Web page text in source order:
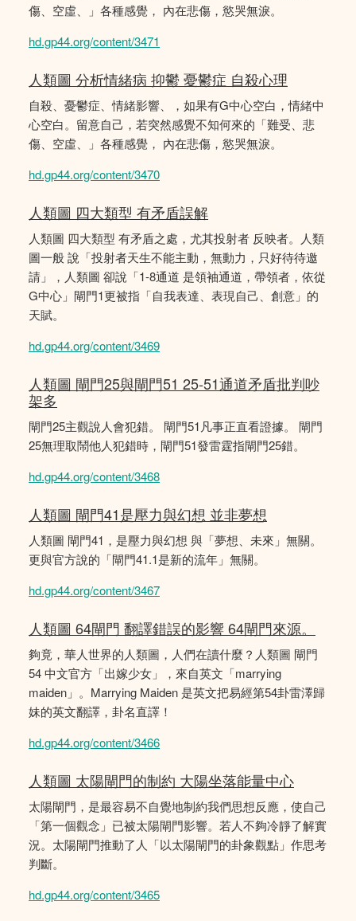
傷、空虛、」各種感覺， 內在悲傷，慾哭無淚。
hd.gp44.org/content/3471
人類圖 分析情緒病 抑鬱 憂鬱症 自殺心理
自殺、憂鬱症、情緒影響、，如果有G中心空白，情緒中
心空白。留意自己，若突然感覺不知何來的「難受、悲
傷、空虛、」各種感覺， 內在悲傷，慾哭無淚。
hd.gp44.org/content/3470
人類圖 四大類型 有矛盾誤解
人類圖 四大類型 有矛盾之處，尤其投射者 反映者。人類
圖一般 說「投射者天生不能主動，無動力，只好待待邀
請」，人類圖 卻說「1-8通道 是領袖通道，帶領者，依從
G中心」閘門1更被指「自我表達、表現自己、創意」的
天賦。
hd.gp44.org/content/3469
人類圖 閘門25與閘門51 25-51通道矛盾批判吵
架多
閘門25主觀說人會犯錯。 閘門51凡事正直看證據。 閘門
25無理取鬧他人犯錯時，閘門51發雷霆指閘門25錯。
hd.gp44.org/content/3468
人類圖 閘門41是壓力與幻想 並非夢想
人類圖 閘門41，是壓力與幻想 與「夢想、未來」無關。
更與官方說的「閘門41.1是新的流年」無關。
hd.gp44.org/content/3467
人類圖 64閘門 翻譯錯誤的影響 64閘門來源。
夠竟，華人世界的人類圖，人們在讀什麼？人類圖 閘門
54 中文官方「出嫁少女」，來自英文「marrying
maiden」。Marrying Maiden 是英文把易經第54卦雷澤歸
妹的英文翻譯，卦名直譯！
hd.gp44.org/content/3466
人類圖 太陽閘門的制約 大陽坐落能量中心
太陽閘門，是最容易不自覺地制約我們思想反應，使自己
「第一個觀念」已被太陽閘門影響。若人不夠冷靜了解實
況。太陽閘門推動了人「以太陽閘門的卦象觀點」作思考
判斷。
hd.gp44.org/content/3465